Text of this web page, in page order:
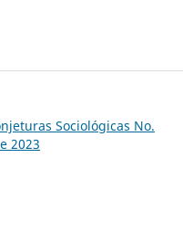
Sociológicas No.
2023